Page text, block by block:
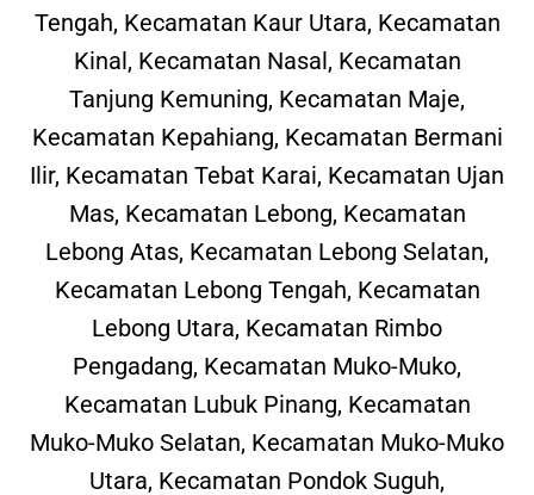
Tengah, Kecamatan Kaur Utara, Kecamatan
Kinal, Kecamatan Nasal, Kecamatan
Tanjung Kemuning, Kecamatan Maje,
Kecamatan Kepahiang, Kecamatan Bermani
Ilir, Kecamatan Tebat Karai, Kecamatan Ujan
Mas, Kecamatan Lebong, Kecamatan
Lebong Atas, Kecamatan Lebong Selatan,
Kecamatan Lebong Tengah, Kecamatan
Lebong Utara, Kecamatan Rimbo
Pengadang, Kecamatan Muko-Muko,
Kecamatan Lubuk Pinang, Kecamatan
Muko-Muko Selatan, Kecamatan Muko-Muko
Utara, Kecamatan Pondok Suguh,